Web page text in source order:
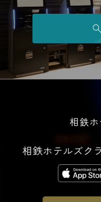
相鉄
相鉄ホテルズク